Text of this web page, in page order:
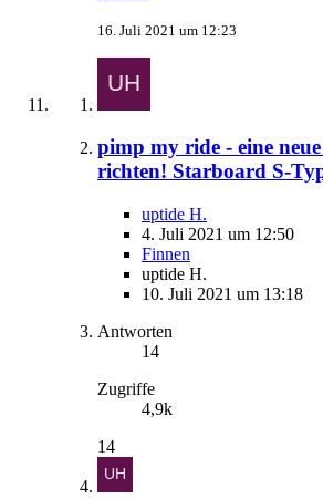
16. Juli 2021 um 12:23
pimp my ride - eine
richten! Starboard S-
uptide H.
4. Juli 2021 um 12:50
Finnen
uptide H.
10. Juli 2021 um 13:18
Antworten
14
Zugriffe
4,9k
14